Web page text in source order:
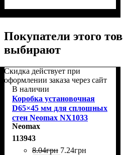
Покупатели этого
выбирают
Скидка действует при
оформлении заказа через сайт
В наличии
Коробка установочная
D65×45 мм для сплошных
стен Neomax NX1033
Neomax
113943
8.04грн 7.24грн